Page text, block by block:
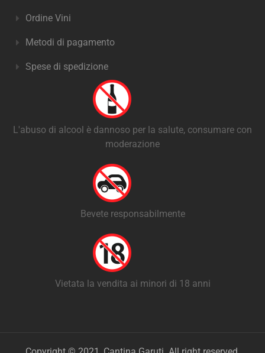
Ordine Vini
Metodi di pagamento
Spese di spedizione
L'abuso di alcool è dannoso per la salute, consumare con
moderazione
Bevete responsabilmente
Vietata la vendita ai minori di 18 anni